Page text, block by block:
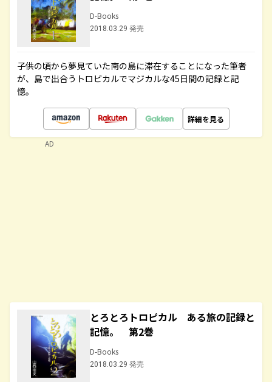
D-Books
2018.03.29 発売
子供の頃から夢見ていた南の島に滞在することになった筆者
が、島で出合うトロピカルでマジカルな45日間の記録と記
憶。
詳細を見る
とろとろトロピカル ある旅の記録と
記憶。 第2巻
D-Books
2018.03.29 発売
AD